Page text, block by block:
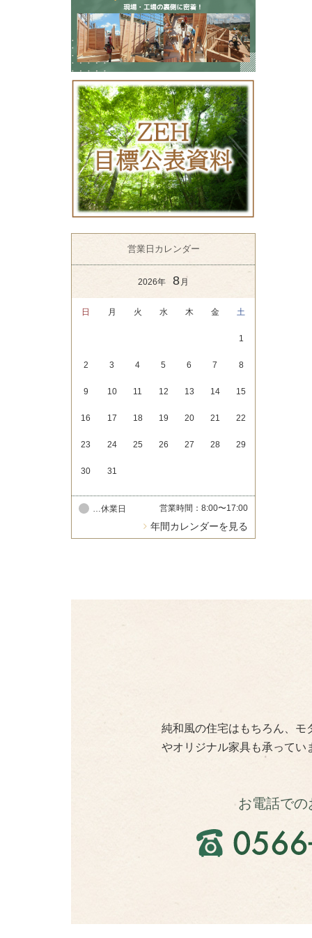
営業日カレンダー
2026年 8 月
日 月 火 水 木 金 土
1
2 3 4 5 6 7 8
9 10 11 12 13 14 15
16 17 18 19 20 21 22
23 24 25 26 27 28 29
30 31
…休業日
営業時間：8:00〜17:00
年間カレンダーを見る
純和風の住宅はもちろん、モ
やオリジナル家具も承ってい
お電話で